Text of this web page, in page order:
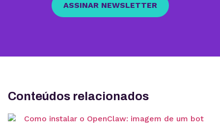
ASSINAR NEWSLETTER
Conteúdos relacionados